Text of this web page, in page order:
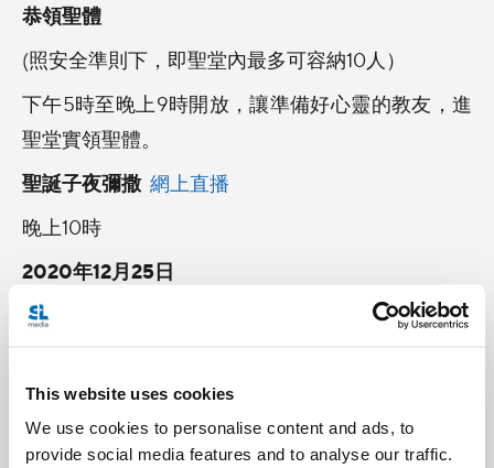
This website uses cookies
We use cookies to personalise content and ads, to
provide social media features and to analyse our traffic.
恭領聖體
(照安全準則下，即聖堂內最多可容納10人）
下午5時至晚上9時開放，讓準備好心靈的教友，進
聖堂實領聖體。
聖誕子夜彌撒 網上直播
晚上10時
2020年12月25日
聖誕節日間感恩祭
按此查看天主教救世主堂其他彌撒時間
【天主教聖曹桂英堂】